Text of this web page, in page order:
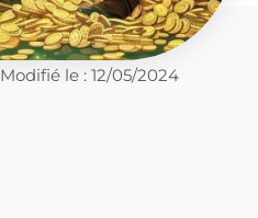
Modifié le : 12/05/2024